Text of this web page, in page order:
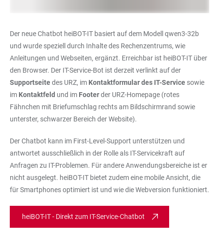
Der neue Chatbot heiBOT-IT basiert auf dem Modell qwen3-32b
und wurde speziell durch Inhalte des Rechenzentrums, wie
Anleitungen und Webseiten, ergänzt. Erreichbar ist heiBOT-IT über
den Browser. Der IT-Service-Bot ist derzeit verlinkt auf der
Supportseitedes URZ, im Kontaktformular des IT-Service sowie
im Kontaktfeld und im Footerder URZ-Homepage (rotes
Fähnchen mit Briefumschlag rechts am Bildschirmrand sowie
unterster, schwarzer Bereich der Website).
Der Chatbot kann im First-Level-Support unterstützen und
antwortet ausschließlich in der Rolle als IT-Servicekraft auf
Anfragen zu IT-Problemen. Für andere Anwendungsbereiche ist er
nicht ausgelegt. heiBOT-IT bietet zudem eine mobile Ansicht, die
für Smartphones optimiert ist und wie die Webversion funktioniert.
heiBOT-IT - Direkt zum IT-Service-Chatbot